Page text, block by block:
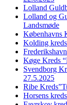
Lolland
Lolland og
Landsmøde
Københavns
Kolding
Køge Kreds
Svendborg
27.5.2025
Ribe
Horsens